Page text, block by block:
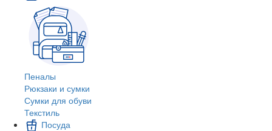
Пеналы
Рюкзаки и сумки
Сумки для обуви
Текстиль
Посуда